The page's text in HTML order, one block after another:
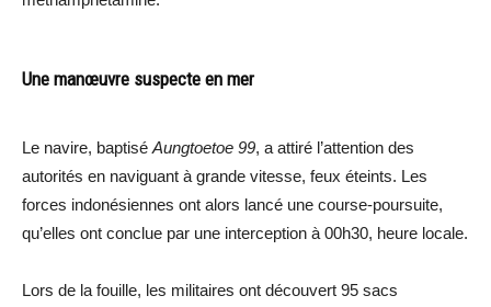
Une manœuvre suspecte en mer
Le navire, baptisé Aungtoetoe 99, a attiré l’attention des
autorités en naviguant à grande vitesse, feux éteints. Les
forces indonésiennes ont alors lancé une course-poursuite,
qu’elles ont conclue par une interception à 00h30, heure locale.
Lors de la fouille, les militaires ont découvert 95 sacs